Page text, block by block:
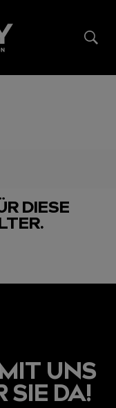
DIESE
UNS
SIE DA!